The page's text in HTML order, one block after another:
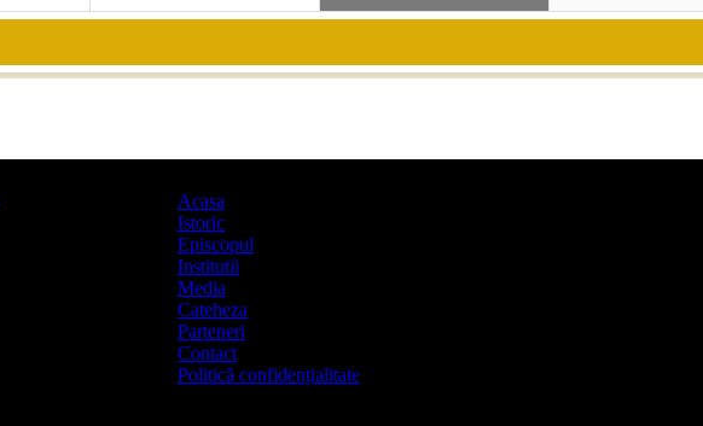
Acasa
Istoric
Episcopul
Institutii
Media
Cateheza
Parteneri
Contact
Politică confidențialitate